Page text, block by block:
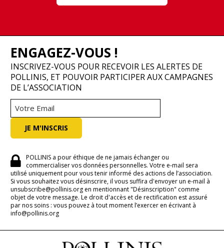
ENGAGEZ-VOUS !
INSCRIVEZ-VOUS POUR RECEVOIR LES ALERTES DE
POLLINIS, ET POUVOIR PARTICIPER AUX CAMPAGNES
DE L’ASSOCIATION
POLLINIS a pour éthique de ne jamais échanger ou
commercialiser vos données personnelles. Votre e-mail sera
utilisé uniquement pour vous tenir informé des actions de l’association.
Si vous souhaitez vous désinscrire, il vous suffira d'envoyer un e-mail à
unsubscribe@pollinis.org en mentionnant "Désinscription" comme
objet de votre message. Le droit d'accès et de rectification est assuré
par nos soins : vous pouvez à tout moment l’exercer en écrivant à
info@pollinis.org